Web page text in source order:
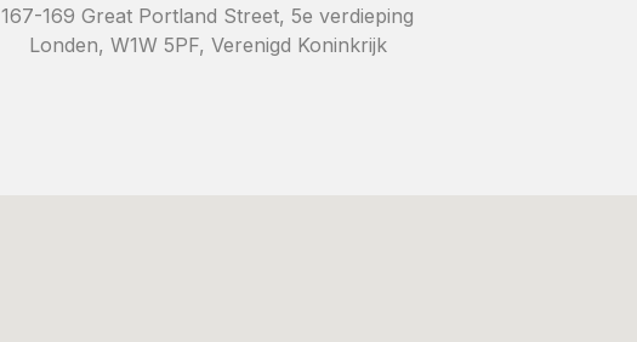
167-169 Great Portland Street, 5e verdieping
Londen, W1W 5PF, Verenigd Koninkrijk